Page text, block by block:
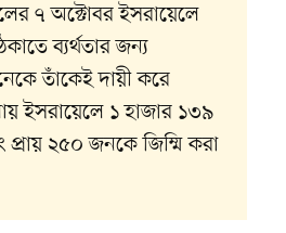
৭ অক্টোবর ইসরায়েলে
ব্যর্থতার জন্য
তাঁকেই দায়ী করে
ইসরায়েলে ১ হাজার ১৩৯
২৫০ জনকে জিম্মি করা